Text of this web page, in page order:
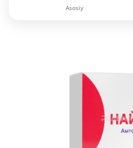
Asosiy